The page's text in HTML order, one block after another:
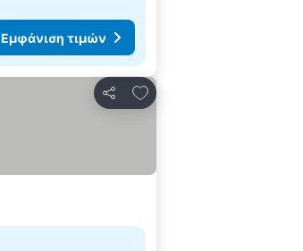
Εμφάνιση τιμών
Κοινοποίηση
Προσθήκη στα αγαπημένα